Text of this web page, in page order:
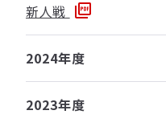
新人戦
2024年度
2023年度